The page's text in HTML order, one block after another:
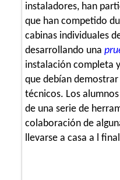
instaladores, han
que han competido
cabinas individuales
desarrollando una
instalación completa
que debían
técnicos. Los
de una serie de
colaboración de
llevarse a casa a l